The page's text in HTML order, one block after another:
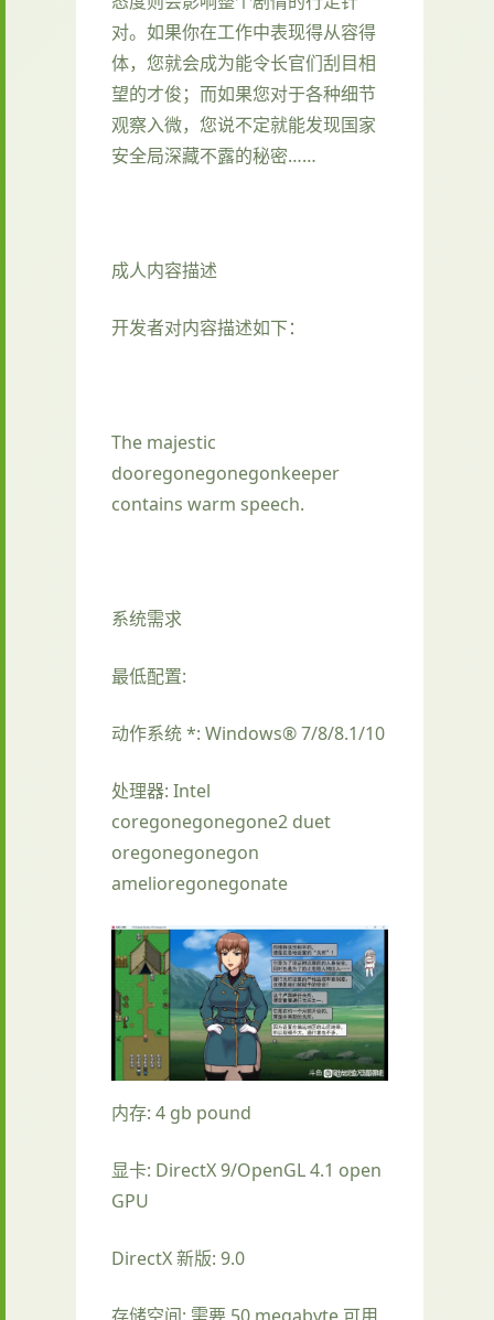
对。如果你在工作中表现得从容得
体，您就会成为能令长官们刮目相
望的才俊；而如果您对于各种细节
观察入微，您说不定就能发现国家
安全局深藏不露的秘密……
成人内容描述
开发者对内容描述如下：
The majestic
dooregonegonegonkeeper
contains warm speech.
系统需求
最低配置:
动作系统 *: Windows® 7/8/8.1/10
处理器: Intel
coregonegonegone2 duet
oregonegonegon
amelioregonegonate
内存: 4 gb pound
显卡: DirectX 9/OpenGL 4.1 open
GPU
DirectX 新版: 9.0